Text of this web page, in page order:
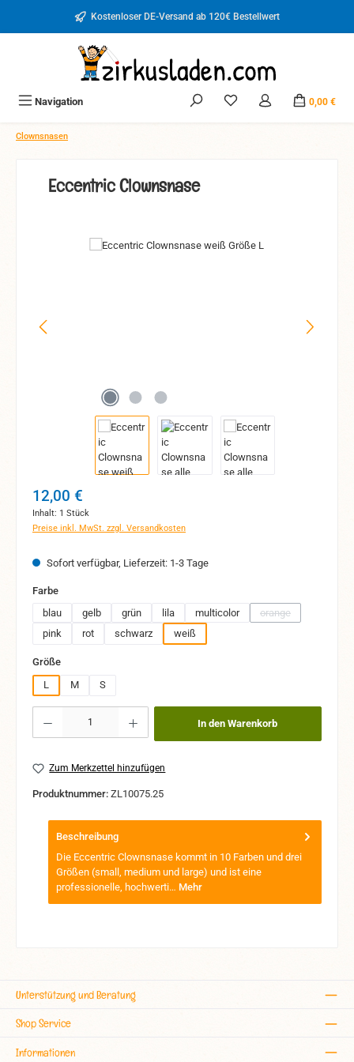
Zum Hauptinhalt springenKostenloser DE-Versand ab 120€ Bestellwert
Navigation Du hast 0 Produkte auf
0,00 €
Clownsnasen
Eccentric Clownsnase
Bildergalerie überspringen
Regulärer Preis:
12,00 €
Inhalt: 1 Stück
Preise inkl. MwSt. zzgl. Versandkosten
Sofort verfügbar, Lieferzeit: 1-3 Tage
Farbeauswählen
blau
gelb grün lila multicolor orange
(Diese Option ist
pink rot schwarz weiß
Größeauswählen
L
M S
Produkt Anzahl: Gib den gewünschten Wert ein oder benutze die Schaltflächen
In den Warenkorb
Zum Merkzettel hinzufügen
Produktnummer: ZL10075.25
Beschreibung
Die Eccentric Clownsnase kommt in 10 Farben und drei
Größen (small, medium und large) und ist eine
professionelle, hochwerti… Mehr
Unterstützung und Beratung
Shop Service
Informationen